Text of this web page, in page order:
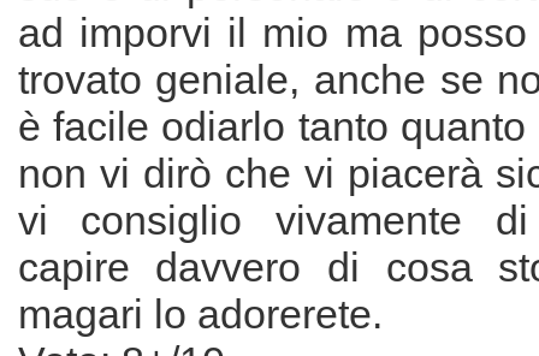
ad imporvi il mio ma
trovato geniale, anche se
è facile odiarlo tanto
non vi dirò che vi piacerà
vi consiglio vivamente
capire davvero di cosa
magari lo adorerete.